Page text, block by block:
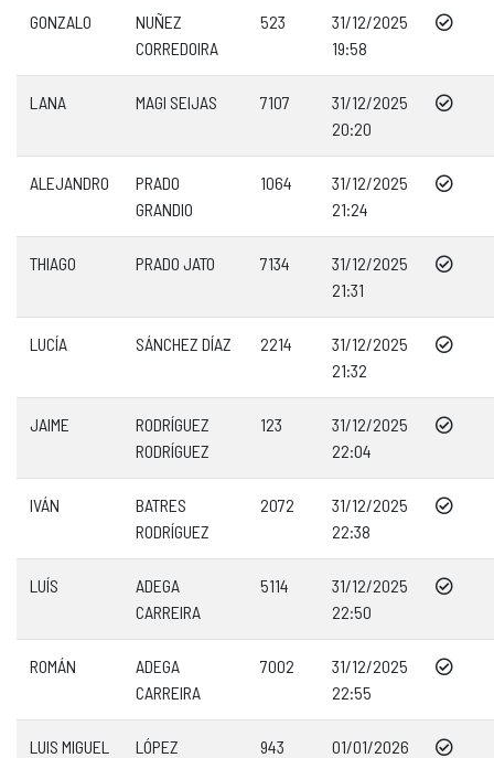
GONZALO
NUÑEZ
CORREDOIRA
523
31/12/2025
19:58
LANA MAGI SEIJAS 7107
31/12/2025
20:20
ALEJANDRO
PRADO
GRANDIO
1064
31/12/2025
21:24
THIAGO PRADO JATO 7134
31/12/2025
21:31
LUCÍA SÁNCHEZ DÍAZ 2214
31/12/2025
21:32
JAIME
RODRÍGUEZ
RODRÍGUEZ
123
31/12/2025
22:04
IVÁN
BATRES
RODRÍGUEZ
2072
31/12/2025
22:38
LUÍS
ADEGA
CARREIRA
5114
31/12/2025
22:50
ROMÁN
ADEGA
CARREIRA
7002
31/12/2025
22:55
LUIS MIGUEL LÓPEZ 943
01/01/2026